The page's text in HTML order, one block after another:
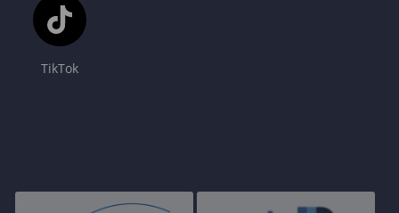
TikTok